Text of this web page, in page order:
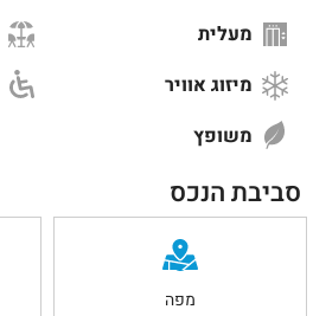
מעלית
מיזוג אוויר
משופץ
סביבת הנכס
מפה